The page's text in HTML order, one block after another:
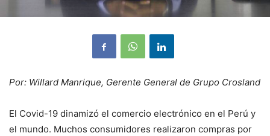
Por: Willard Manrique, Gerente General de Grupo Crosland
El Covid-19 dinamizó el comercio electrónico en el Perú y
el mundo. Muchos consumidores realizaron compras por